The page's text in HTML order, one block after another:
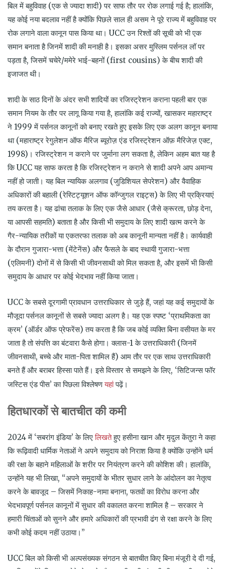
बिल में बहुविवाह (एक से ज्यादा शादी) पर साफ तौर पर रोक लगाई गई है; हालांकि,
यह कोई नया बदलाव नहीं है क्योंकि पिछले साल ही असम ने पूरे राज्य में बहुविवाह पर
रोक लगाने वाला कानून पास किया था। UCC उन रिश्तों की सूची को भी एक
समान बनाता है जिनमें शादी की मनाही है। इसका असर मुस्लिम पर्सनल लॉ पर
पड़ता है, जिसमें चचेरे/ममेरे भाई-बहनों (first cousins) के बीच शादी की
इजाजत थी।
शादी के साठ दिनों के अंदर सभी शादियों का रजिस्ट्रेशन कराना पहली बार एक
समान नियम के तौर पर लागू किया गया है, हालांकि कई राज्यों, खासकर महाराष्ट्र
ने 1999 में पर्सनल कानूनों को बनाए रखते हुए इसके लिए एक अलग कानून बनाया
था (महाराष्ट्र रेगुलेशन ऑफ मैरिज ब्यूरोज़ एंड रजिस्ट्रेशन ऑफ़ मैरिजेज़ एक्ट,
1998)। रजिस्ट्रेशन न कराने पर जुर्माना लग सकता है, लेकिन अहम बात यह है
कि UCC यह साफ करता है कि रजिस्ट्रेशन न कराने से शादी अपने आप अमान्य
नहीं हो जाती। यह बिल न्यायिक अलगाव (जुडिशियल सेपरेशन) और वैवाहिक
अधिकारों की बहाली (रेस्टिट्यूशन ऑफ कॉन्जुगल राइट्स) के लिए भी प्रक्रियाएं
तय करता है। यह ढांचा तलाक के लिए एक जैसे आधार (जैसे क्रूरता, छोड़ देना,
या आपसी सहमति) बताता है और किसी भी समुदाय के लिए शादी खत्म करने के
गैर-न्यायिक तरीकों या एकतरफा तलाक को अब कानूनी मान्यता नहीं है। कार्यवाही
के दौरान गुजारा-भत्ता (मेंटेनेंस) और फैसले के बाद स्थायी गुजारा-भत्ता
(एलिमनी) दोनों में से किसी भी जीवनसाथी को मिल सकता है, और इसमें भी किसी
समुदाय के आधार पर कोई भेदभाव नहीं किया जाता।
UCC के सबसे दूरगामी प्रावधान उत्तराधिकार से जुड़े हैं, जहां यह कई समुदायों के
मौजूदा पर्सनल कानूनों से सबसे ज्यादा अलग है। यह एक स्पष्ट ‘प्राथमिकता का
क्रम’ (ऑर्डर ऑफ प्रेफरेंस) तय करता है कि जब कोई व्यक्ति बिना वसीयत के मर
जाता है तो संपत्ति का बंटवारा कैसे होगा। क्लास-1 के उत्तराधिकारी (जिनमें
जीवनसाथी, बच्चे और माता-पिता शामिल हैं) आम तौर पर एक साथ उत्तराधिकारी
बनते हैं और बराबर हिस्सा पाते हैं। इसे विस्तार से समझने के लिए, ‘सिटिजन्स फॉर
जस्टिस एंड पीस’ का पिछला विश्लेषणयहांपढ़ें।
हितधारकोंसेबातचीतकीकमी
2024 में ‘सबरांग इंडिया’ के लिएलिखतेहुए हसीना खान और मृदुल केंतुरा ने कहा
कि रूढ़िवादी धार्मिक नेताओं ने अपने समुदाय को निराश किया है क्योंकि उन्होंने धर्म
की रक्षा के बहाने महिलाओं के शरीर पर नियंत्रण करने की कोशिश की। हालांकि,
उन्होंने यह भी लिखा, “अपने समुदायों के भीतर सुधार लाने के आंदोलन का नेतृत्व
करने के बावजूद – जिसमें निकाह-नामा बनाना, फतवों का विरोध करना और
भेदभावपूर्ण पर्सनल कानूनों में सुधार की वकालत करना शामिल है – सरकार ने
हमारी चिंताओं को सुनने और हमारे अधिकारों की प्रभावी ढंग से रक्षा करने के लिए
कभी कोई कदम नहीं उठाया।”
UCC बिल को किसी भी अल्पसंख्यक संगठन से बातचीत किए बिना मंजूरी दे दी गई,